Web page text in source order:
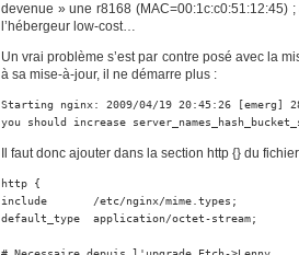
devenue » une r8168 (MAC=00:1c:c0:51:12:45)
l’hébergeur low-cost…
Un vrai problème s’est par contre posé avec la
à sa mise-à-jour, il ne démarre plus :
Starting nginx: 2009/04/19 20:45:26 [emerg]
you should increase
Il faut donc ajouter dans la section http {} du
http {
include       /etc/nginx/mime.types;
default_type  application/octet-stream;